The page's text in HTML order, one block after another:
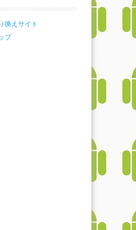
換えサイト
プ